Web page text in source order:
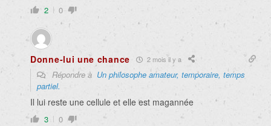
2 0
Donne-lui une chance 2 mois il y a
Répondre à Un philosophe amateur, temporaire, temps
partiel.
Il lui reste une cellule et elle est magannée
3 0